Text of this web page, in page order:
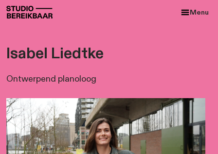
Isabel Liedtke
Ontwerpend planoloog